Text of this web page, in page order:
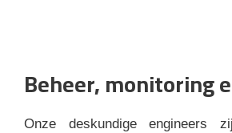
Beheer, monitoring
Onze deskundige engineers